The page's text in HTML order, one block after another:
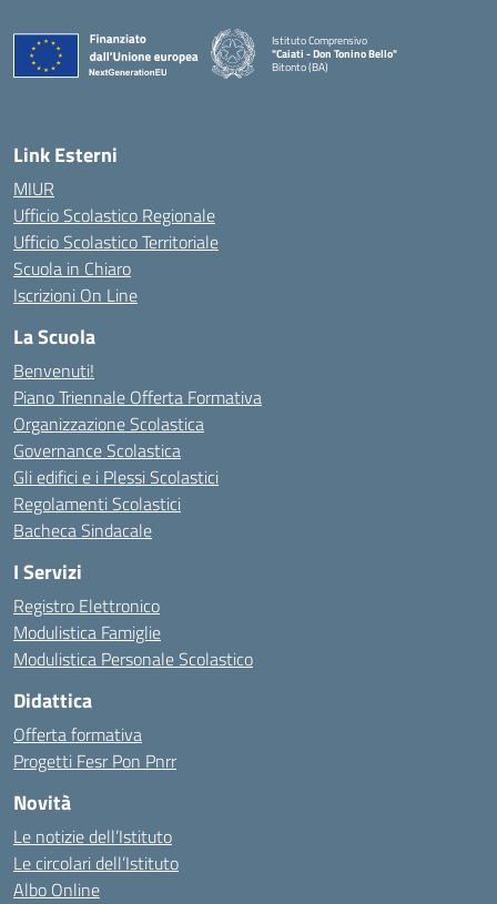
Istituto Comprensivo
"Caiati - Don Tonino Bello"
Bitonto (BA)
Link Esterni
MIUR
Ufficio Scolastico Regionale
Ufficio Scolastico Territoriale
Scuola in Chiaro
Iscrizioni On Line
La Scuola
Benvenuti!
Piano Triennale Offerta Formativa
Organizzazione Scolastica
Governance Scolastica
Gli edifici e i Plessi Scolastici
Regolamenti Scolastici
Bacheca Sindacale
I Servizi
Registro Elettronico
Modulistica Famiglie
Modulistica Personale Scolastico
Didattica
Offerta formativa
Progetti Fesr Pon Pnrr
Novità
Le notizie dell’Istituto
Le circolari dell’Istituto
Albo Online